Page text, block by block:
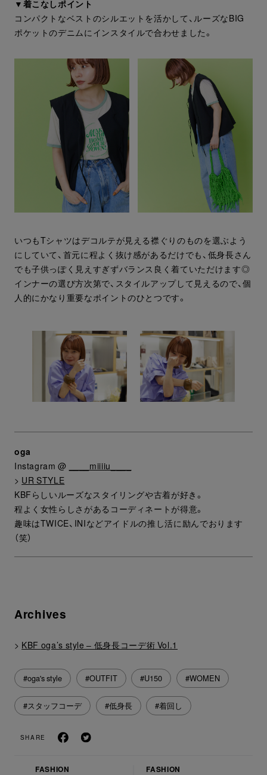
▼着こなしポイント
コンパクトなベストのシルエットを活かして、ルーズなBIG
ポケットのデニムにインスタイルで合わせました。
いつもTシャツはデコルテが見える襟ぐりのものを選ぶよう
にしていて、首元に程よく抜け感があるだけでも、低身長さん
でも子供っぽく見えすぎずバランス良く着ていただけます◎
インナーの選び方次第で、スタイルアップして見えるので、個
人的にかなり重要なポイントのひとつです。
oga
Instagram @
____miiiiu____
> UR STYLE
KBFらしいルーズなスタイリングや古着が好き。
程よく女性らしさがあるコーディネートが得意。
趣味はTWICE、INIなどアイドルの推し活に励んでおります
（笑）
Archives
> KBF oga’s style – 低身長コーデ術 Vol.1
#oga's style #OUTFIT #U150 #WOMEN
#スタッフコーデ #低身長 #着回し
SHARE
FASHION
FASHION